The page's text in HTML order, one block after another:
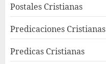
Postales Cristianas
Predicaciones Cristianas
Predicas Cristianas